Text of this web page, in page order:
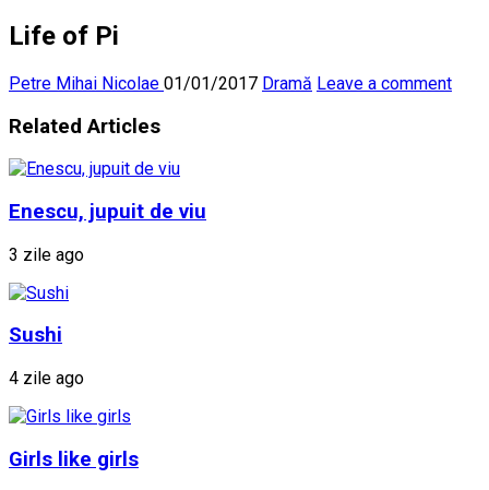
Life of Pi
Petre Mihai Nicolae 01/01/2017 Dramă Leave a comment
Related Articles
Enescu, jupuit de viu
3 zile ago
Sushi
4 zile ago
Girls like girls